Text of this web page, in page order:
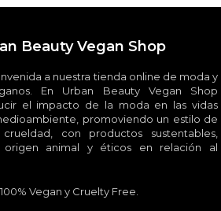
Beauty Vegan Shop
a nuestra tienda online de moda y
En Urban Beauty Vegan Shop
el impacto de la moda en las vidas
promoviendo un estilo de
con productos sustentables,
origen animal y éticos en relación al
100% Vegan y Cruelty Free.